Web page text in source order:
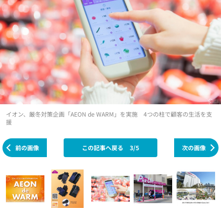
イオン、厳冬対策企画「AEON de WARM」を実施 4つの柱で顧客の生活を支
援
前の画像 次の画像
この記事へ戻る 3/5